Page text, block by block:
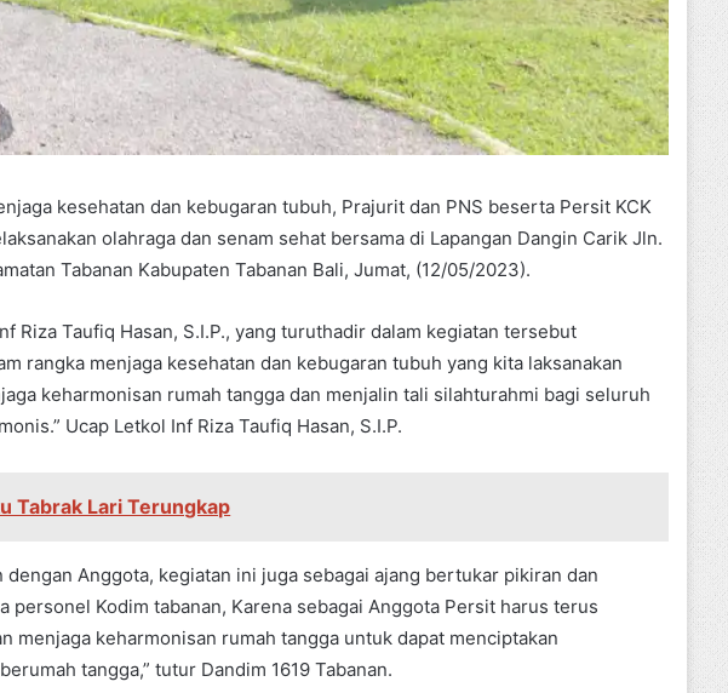
kesehatan dan kebugaran tubuh, Prajurit dan PNS beserta Persit KCK
olahraga dan senam sehat bersama di Lapangan Dangin Carik Jln.
Tabanan Kabupaten Tabanan Bali, Jumat, (12/05/2023).
Riza Taufiq Hasan, S.I.P., yang turuthadir dalam kegiatan tersebut
rangka menjaga kesehatan dan kebugaran tubuh yang kita laksanakan
keharmonisan rumah tangga dan menjalin tali silahturahmi bagi seluruh
Ucap Letkol Inf Riza Taufiq Hasan, S.I.P.
Tabrak Lari Terungkap
Anggota, kegiatan ini juga sebagai ajang bertukar pikiran dan
personel Kodim tabanan, Karena sebagai Anggota Persit harus terus
menjaga keharmonisan rumah tangga untuk dapat menciptakan
tangga,” tutur Dandim 1619 Tabanan.